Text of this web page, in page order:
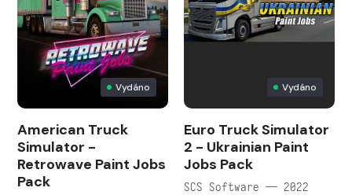
Vydáno
American Truck
Simulator -
Retrowave Paint Jobs
Pack
Vydáno
Euro Truck Simulator
2 - Ukrainian Paint
Jobs Pack
SCS Software — 2022